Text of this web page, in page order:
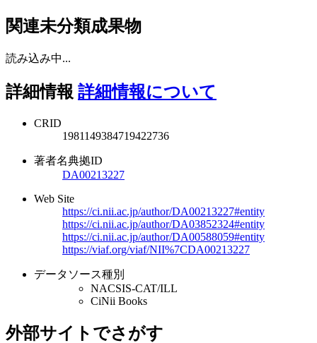
関連未分類成果物
読み込み中...
詳細情報 詳細情報について
CRID
1981149384719422736
著者名典拠ID
DA00213227
Web Site
https://ci.nii.ac.jp/author/DA00213227#entity
https://ci.nii.ac.jp/author/DA03852324#entity
https://ci.nii.ac.jp/author/DA00588059#entity
https://viaf.org/viaf/NII%7CDA00213227
データソース種別
NACSIS-CAT/ILL
CiNii Books
外部サイトでさがす